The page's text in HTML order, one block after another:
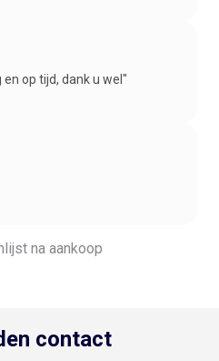
op tijd, dank u wel"
na aankoop
contact